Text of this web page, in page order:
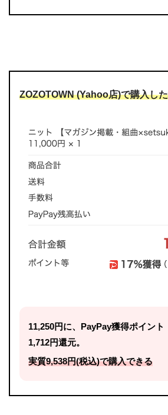
ZOZOTOWN (Yahoo店)で購入し
11,250円に、PayPay獲得ポイント
1,712円還元。
実質9,538円(税込)で購入できる